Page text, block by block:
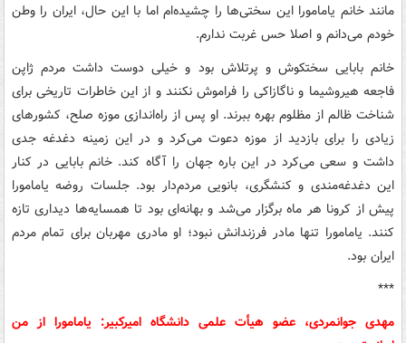
مانند خانم یامامورا این سختی‌ها را چشیده‌ام اما با این حال، ایران را وطن
خودم می‌دانم و اصلا حس غربت ندارم.
خانم بابایی سختکوش و پرتلاش بود و خیلی دوست داشت مردم ژاپن
فاجعه هیروشیما و ناگازاکی را فراموش نکنند و از این خاطرات تاریخی برای
شناخت ظالم از مظلوم بهره ببرند. او پس از راه‌اندازی موزه صلح، کشورهای
زیادی را برای بازدید از موزه دعوت می‌کرد و در این زمینه دغدغه جدی
داشت و سعی می‌کرد در این باره جهان را آگاه کند. خانم بابایی در کنار
این دغدغه‌مندی و کنشگری، بانویی مردم‌دار بود. جلسات روضه یامامورا
پیش از کرونا هر ماه برگزار می‌شد و بهانه‌ای بود تا همسایه‌ها دیداری تازه
کنند. یامامورا تنها مادر فرزندانش نبود؛ او مادری مهربان برای تمام مردم
ایران بود.
***
مهدی جوانمردی، عضو هیأت علمی دانشگاه امیرکبیر: یامامورا از من